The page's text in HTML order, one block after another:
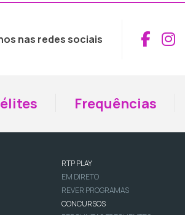
nas redes sociais
Frequências
RTP PLAY
EM DIRETO
REVER PROGRAMAS
CONCURSOS